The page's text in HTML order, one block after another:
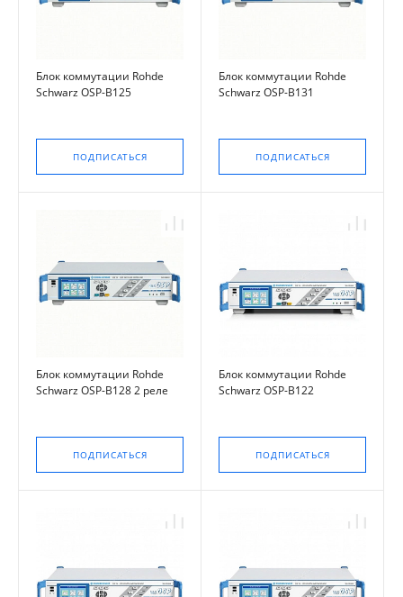
Блок коммутации Rohde
Schwarz OSP-B125
ПОДПИСАТЬСЯ
Блок коммутации Rohde
Schwarz OSP-B131
ПОДПИСАТЬСЯ
Блок коммутации Rohde
Schwarz OSP-B128 2 реле
ПОДПИСАТЬСЯ
Блок коммутации Rohde
Schwarz OSP-B122
ПОДПИСАТЬСЯ